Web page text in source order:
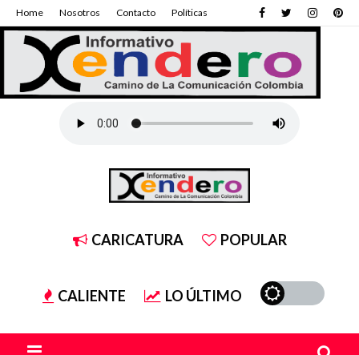
Home Nosotros Contacto Políticas
CARICATURA POPULAR
CALIENTE LO ÚLTIMO